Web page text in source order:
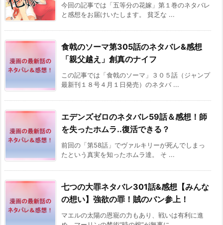
今回の記事では「五等分の花嫁」第１巻のネタバレ
と感想をお届けいたします。 貧乏な ...
食戟のソーマ第305話のネタバレ&感想
「親父越え」創真のナイフ
この記事では「食戟のソーマ」３０５話（ジャンプ
最新刊１８号４月１日発売）のネタバ ...
エデンズゼロのネタバレ59話＆感想！師
を失ったホムラ..復活できる？
前回の「第58話」でヴァルキリーが死んでしまっ
たという真実を知ったホムラ達。 そ ...
七つの大罪ネタバレ301話&感想【みんな
の想い】強欲の罪！賊のバン参上！
マエルの太陽の恩寵の力もあり、戦いは有利に進